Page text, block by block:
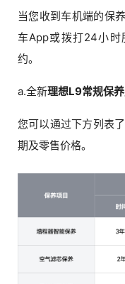
当您收到车机端的保
车App或拨打24小
约。
a.全新理想L9常规保
您可以通过下方列表
期及零售价格。